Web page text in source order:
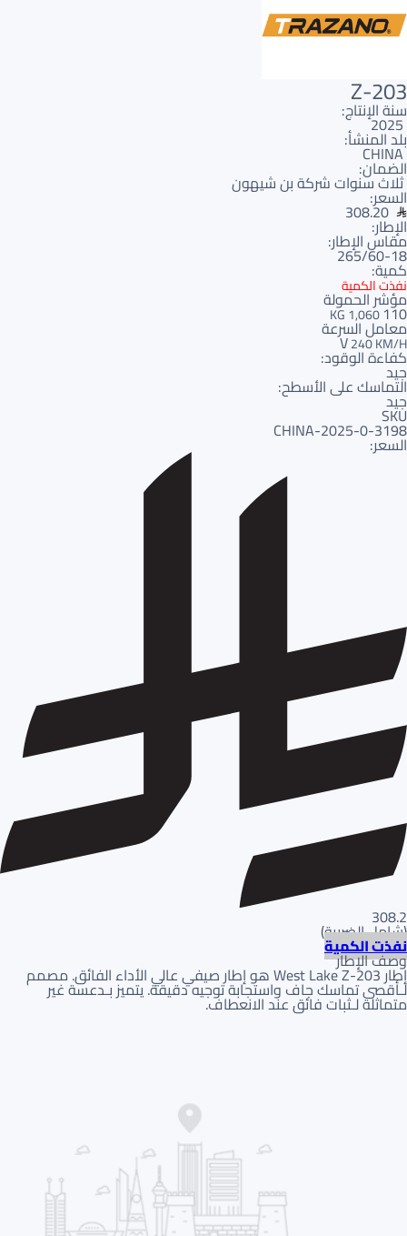
Z-203
سنة الإنتاج:
2025
بلد المنشأ:
CHINA
الضمان:
ثلاث سنوات شركة بن شيهون
السعر:
308.20
الإطار:
مقاس الإطار:
265/60-18
كمية:
نفذت الكمية
مؤشر الحمولة
110
1,060 KG
معامل السرعة
V240 KM/H
كفاءة الوقود:
جيد
التماسك على الأسطح:
جيد
SKU
3198-CHINA-2025-0
السعر:
308.2
(شامل الضريبة)
نفذت الكمية
وصف الإطار
إطار West Lake Z-203 هو إطار صيفي عالي الأداء الفائق. مصمم
لـأقصى تماسك جاف واستجابة توجيه دقيقة. يتميز بـدعسة غير
متماثلة لـثبات فائق عند الانعطاف.